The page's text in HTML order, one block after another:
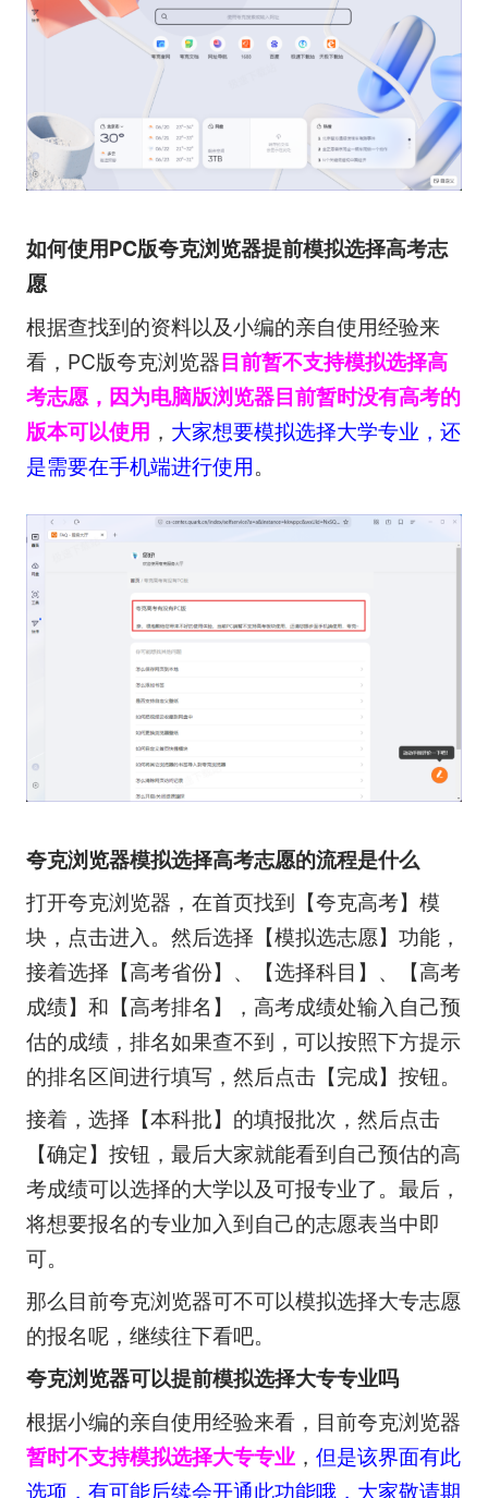
如何使用PC版夸克浏览器提前模拟选择高考志
愿
根据查找到的资料以及小编的亲自使用经验来
看，PC版夸克浏览器目前暂不支持模拟选择高
考志愿，因为电脑版浏览器目前暂时没有高考的
版本可以使用 ， 大家想要模拟选择大学专业，还
是需要在手机端进行使用。
夸克浏览器模拟选择高考志愿的流程是什么
打开夸克浏览器，在首页找到【夸克高考】模
块，点击进入。然后选择【模拟选志愿】功能，
接着选择【高考省份】、【选择科目】、【高考
成绩】和【高考排名】，高考成绩处输入自己预
估的成绩，排名如果查不到，可以按照下方提示
的排名区间进行填写，然后点击【完成】按钮。
接着，选择【本科批】的填报批次，然后点击
【确定】按钮，最后大家就能看到自己预估的高
考成绩可以选择的大学以及可报专业了。最后，
将想要报名的专业加入到自己的志愿表当中即
可。
那么目前夸克浏览器可不可以模拟选择大专志愿
的报名呢，继续往下看吧。
夸克浏览器可以提前模拟选择大专专业吗
根据小编的亲自使用经验来看，目前夸克浏览器
暂时不支持模拟选择大专专业， 但是该界面有此
选项，有可能后续会开通此功能哦，大家敬请期